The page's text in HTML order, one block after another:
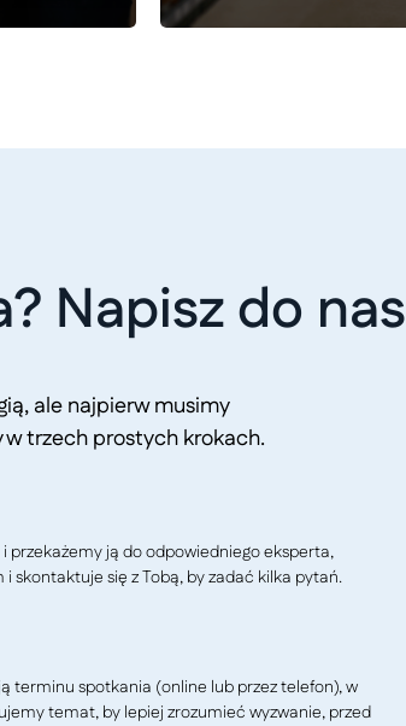
Napisz do nas
ale najpierw musimy
w trzech prostych krokach.
przekażemy ją do odpowiedniego eksperta,
skontaktuje się z Tobą, by zadać kilka pytań.
terminu spotkania (online lub przez telefon), w
temat, by lepiej zrozumieć wyzwanie, przed